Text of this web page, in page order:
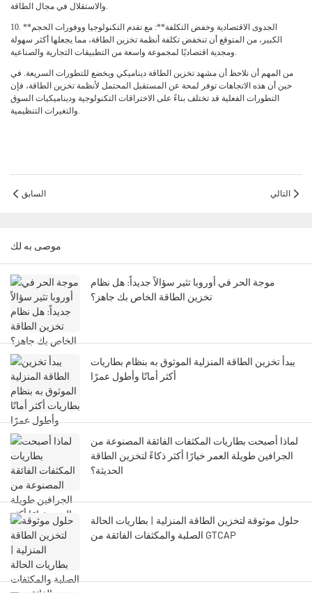
والاستقلال في مجال الطاقة.
10. **الجدوى الاقتصادية وخفض التكلفة**: مع تقدم التكنولوجيا ووفورات الحجم
الكبير، من المتوقع أن تنخفض تكلفة أنظمة تخزين الطاقة، مما يجعلها أكثر سهولة
ومجدية اقتصاديًا لمجموعة واسعة من التطبيقات التجارية والصناعية.
من المهم أن نلاحظ أن مشهد تخزين الطاقة ديناميكي ويخضع للتطورات السريعة. في
حين أن هذه الاتجاهات توفر لمحة عن المستقبل المحتمل لأنظمة تخزين الطاقة، فإن
التطورات الفعلية قد تختلف بناءً على الاختراقات التكنولوجية وديناميكيات السوق
والتغيرات التنظيمية.
السابق التالي
موصى به لك
موجة الحر في أوروبا تثير سؤالاً جديداً: هل نظام
تخزين الطاقة الخاص بك جاهز؟
يبدأ تخزين الطاقة المنزلية الموثوق به بنظام بطاريات
أكثر أمانًا وأطول عمرًا
لماذا أصبحت بطاريات المكثفات الفائقة المصنوعة من
الجرافين طويلة العمر خيارًا أكثر ذكاءً لتخزين الطاقة
الحديثة؟
حلول موثوقة لتخزين الطاقة المنزلية | بطاريات الحالة
الصلبة والمكثفات الفائقة من GTCAP